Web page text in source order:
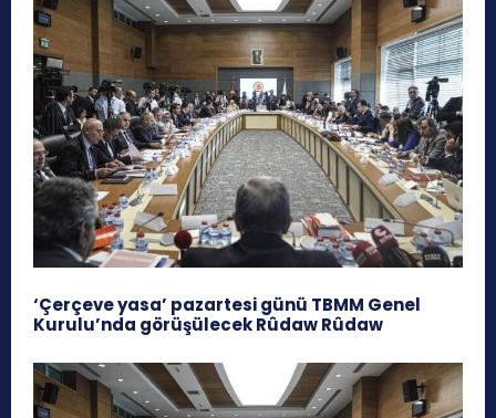
‘Çerçeve yasa’ pazartesi günü TBMM Genel
Kurulu’nda görüşülecek Rûdaw Rûdaw